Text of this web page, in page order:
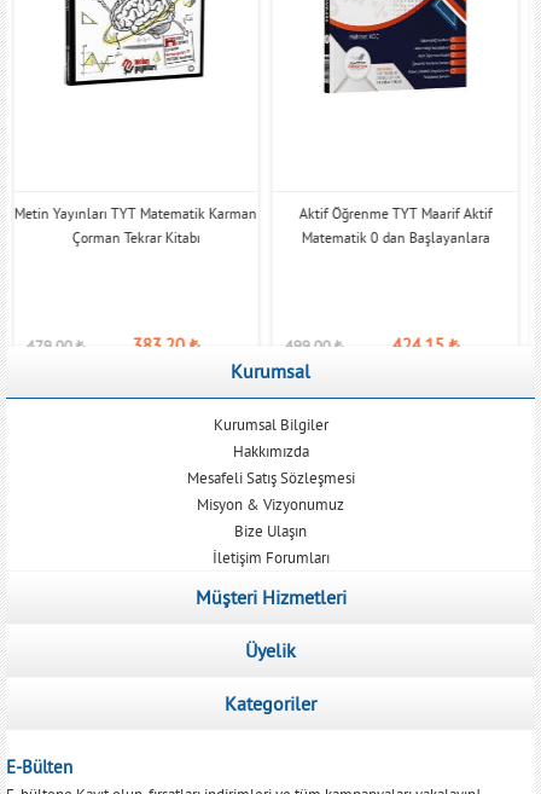
Metin Yayınları TYT Matematik Karman
Çorman Tekrar Kitabı
479,00₺ 383,20₺
Aktif Öğrenme TYT Maarif Aktif
Matematik 0 dan Başlayanlara
499,00₺ 424,15₺
Kurumsal
Kurumsal Bilgiler
Hakkımızda
Mesafeli Satış Sözleşmesi
Misyon & Vizyonumuz
Bize Ulaşın
İletişim Forumları
Müşteri Hizmetleri
Üyelik
Kategoriler
E-Bülten